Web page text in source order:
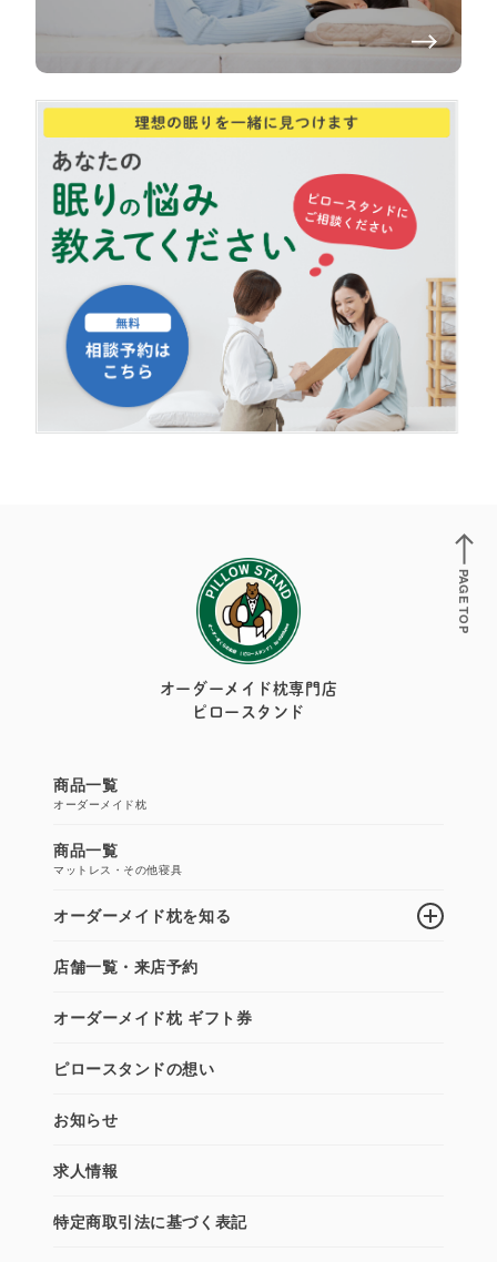
オーダーメイド枕専門店
ピロースタンド
商品一覧
オーダーメイド枕
商品一覧
マットレス・その他寝具
オーダーメイド枕を知る
店舗一覧・来店予約
オーダーメイド枕 ギフト券
ピロースタンドの想い
お知らせ
求人情報
特定商取引法に基づく表記
PAGE TOP